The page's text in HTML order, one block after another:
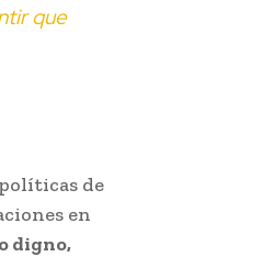
que
de
en
digno,